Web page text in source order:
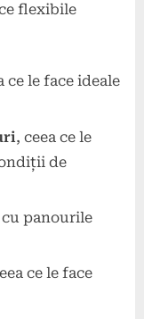
flexibile
ce le face ideale
, ceea ce le
de
panourile
ce le face